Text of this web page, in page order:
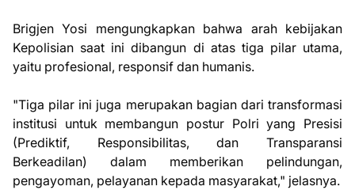
Brigjen Yosi mengungkapkan bahwa arah kebijakan
Kepolisian saat ini dibangun di atas tiga pilar utama,
yaitu profesional, responsif dan humanis.
"Tiga pilar ini juga merupakan bagian dari transformasi
institusi untuk membangun postur Polri yang Presisi
(Prediktif, Responsibilitas, dan Transparansi
Berkeadilan) dalam memberikan pelindungan,
pengayoman, pelayanan kepada masyarakat," jelasnya.